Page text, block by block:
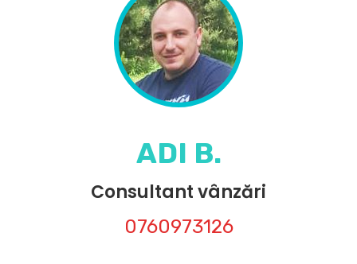
ADI B.
Consultant vânzări
0760973126